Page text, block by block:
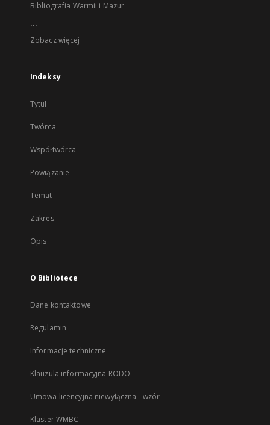
Bibliografia Warmii i Mazur
...
Zobacz więcej
Indeksy
Tytuł
Twórca
Współtwórca
Powiązanie
Temat
Zakres
Opis
O Bibliotece
Dane kontaktowe
Regulamin
Informacje techniczne
Klauzula informacyjna RODO
Umowa licencyjna niewyłączna - wzór
Klaster WMBC